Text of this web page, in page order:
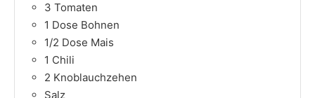
3 Tomaten
1 Dose Bohnen
1/2 Dose Mais
1 Chili
2 Knoblauchzehen
Salz